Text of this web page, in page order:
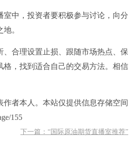
中，投资者要积极参与讨论，向分
。
合理设置止损、跟随市场热点、保
，找到适合自己的交易方法。相信
者本人。本站仅提供信息存储空间
155
下一篇：“国际原油期货直播室推荐”